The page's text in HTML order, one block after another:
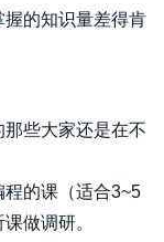
的知识量差得肯
些大家还是在不
的课（适合3~5
做调研。